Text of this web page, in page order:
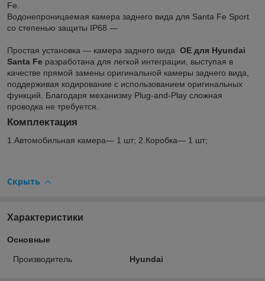
Fe.
Водонепроницаемая камера заднего вида для Santa Fe Sport
со степенью защиты IP68 —
Простая установка — камера заднего вида OE для Hyundai
Santa Fe разработана для легкой интеграции, выступая в
качестве прямой замены оригинальной камеры заднего вида,
поддерживая кодирование с использованием оригинальных
функций. Благодаря механизму Plug-and-Play сложная
проводка не требуется.
Комплектация
1.Автомобильная камера― 1 шт; 2.Коробка― 1 шт;
Скрыть
Характеристики
Основные
Производитель Hyundai